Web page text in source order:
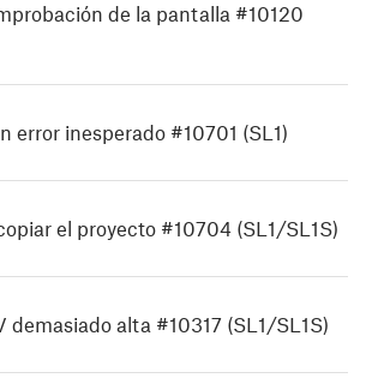
de la pantalla #10120
error inesperado #10701 (SL1)
el proyecto #10704 (SL1/SL1S)
demasiado alta #10317 (SL1/SL1S)